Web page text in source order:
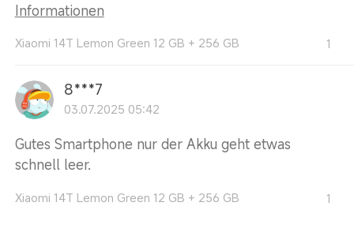
Informationen
Xiaomi 14T Lemon Green 12 GB + 256 GB 1
8***7
03.07.2025 05:42
Gutes Smartphone nur der Akku geht etwas
schnell leer.
Xiaomi 14T Lemon Green 12 GB + 256 GB 1